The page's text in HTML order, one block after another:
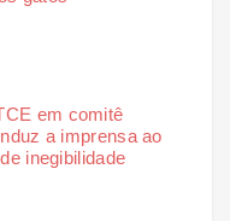
em comitê
a imprensa ao
inegibilidade